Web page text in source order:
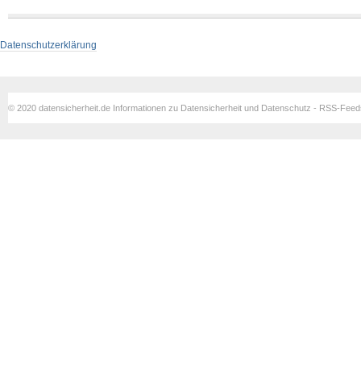
Datenschutzerklärung
© 2020 datensicherheit.de Informationen zu Datensicherheit und Datenschutz - RSS-